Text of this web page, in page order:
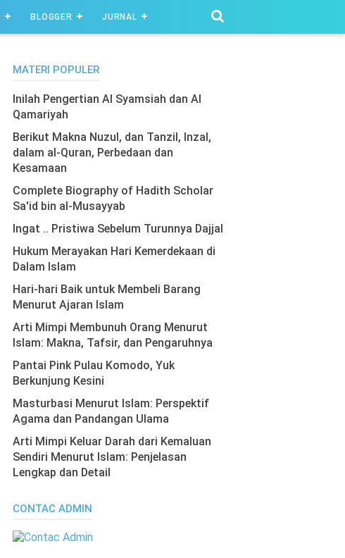
BLOGGER JURNAL
MATERI POPULER
Inilah Pengertian Al Syamsiah dan Al
Qamariyah
Berikut Makna Nuzul, dan Tanzil, Inzal,
dalam al-Quran, Perbedaan dan
Kesamaan
Complete Biography of Hadith Scholar
Sa'id bin al-Musayyab
Ingat .. Pristiwa Sebelum Turunnya Dajjal
Hukum Merayakan Hari Kemerdekaan di
Dalam Islam
Hari-hari Baik untuk Membeli Barang
Menurut Ajaran Islam
Arti Mimpi Membunuh Orang Menurut
Islam: Makna, Tafsir, dan Pengaruhnya
Pantai Pink Pulau Komodo, Yuk
Berkunjung Kesini
Masturbasi Menurut Islam: Perspektif
Agama dan Pandangan Ulama
Arti Mimpi Keluar Darah dari Kemaluan
Sendiri Menurut Islam: Penjelasan
Lengkap dan Detail
CONTAC ADMIN